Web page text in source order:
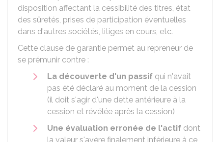
disposition affectant la cessibilité des titres, état
des sûretés, prises de participation éventuelles
dans d'autres sociétés, litiges en cours, etc.
Cette clause de garantie permet au repreneur de
se prémunir contre :
La découverte d'un passif qui n'avait
pas été déclaré au moment de la cession
(il doit s'agir d'une dette antérieure à la
cession et révélée après la cession)
Une évaluation erronée de l'actif dont
la valeur s'avère finalement inférieure à ce